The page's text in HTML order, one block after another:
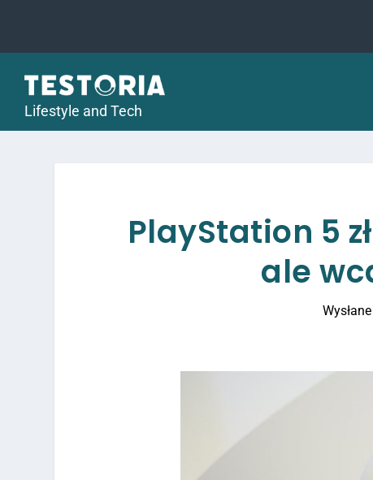
Lifestyle and Tech
PlayStation 5
ale